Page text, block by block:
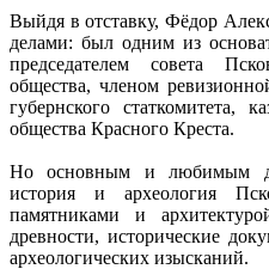
Выйдя в отставку, Фёдор
делами: был одним из
председателем совета
общества, членом
губернского статкомитета,
общества Красного Креста.
Но основным и любимым
история и археология
памятниками и
древности, исторические
археологических изысканий.